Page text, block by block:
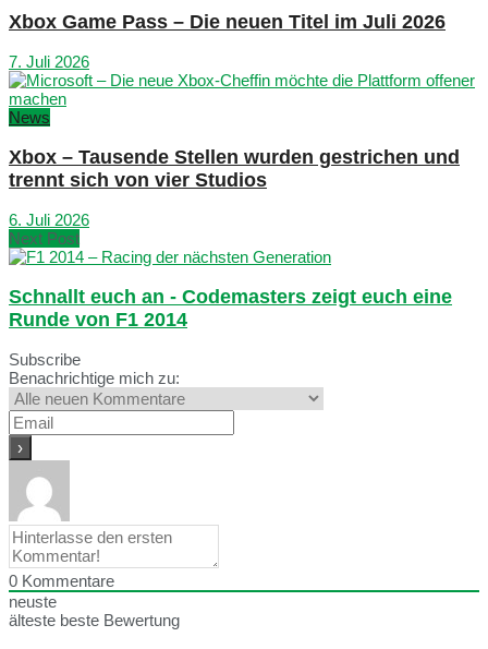
Xbox Game Pass – Die neuen Titel im Juli 2026
7. Juli 2026
News
Xbox – Tausende Stellen wurden gestrichen und
trennt sich von vier Studios
6. Juli 2026
Next Post
Schnallt euch an - Codemasters zeigt euch eine
Runde von F1 2014
Subscribe
Benachrichtige mich zu:
0 Kommentare
neuste
älteste beste Bewertung